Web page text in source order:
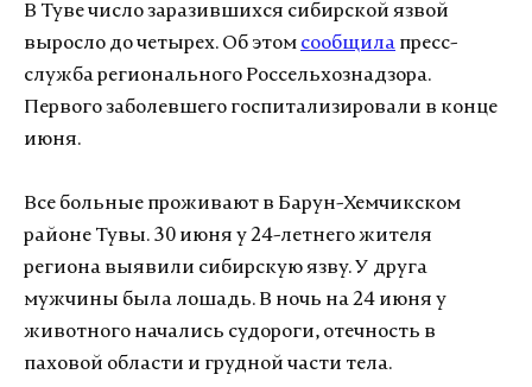
В Туве число заразившихся сибирской язвой
выросло до четырех. Об этом сообщила пресс-
служба регионального Россельхознадзора.
Первого заболевшего госпитализировали в конце
июня.
Все больные проживают в Барун-Хемчикском
районе Тувы. 30 июня у 24-летнего жителя
региона выявили сибирскую язву. У друга
мужчины была лошадь. В ночь на 24 июня у
животного начались судороги, отечность в
паховой области и грудной части тела.